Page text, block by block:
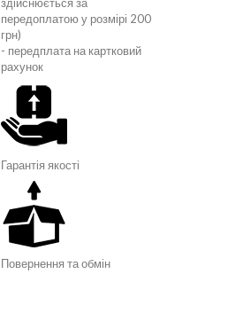
передоплатою у розмірі 200
грн)
- передплата на картковий
рахунок
Гарантія якості
Повернення та обмін